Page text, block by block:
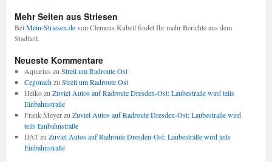
Mehr Seiten aus Striesen
Bei Mein-Striesen.devon Clemens Kubeil findet Ihr mehr Berichte aus dem
Stadtteil.
Neueste Kommentare
Aquarius zu Streit um Radroute Ost
Cegorachzu Streit um Radroute Ost
Heikozu Zuviel Autos auf Radroute Dresden-Ost: Laubestraße wird teils
Einbahnstraße
Frank Meyerzu Zuviel Autos auf Radroute Dresden-Ost: Laubestraße wird
teils Einbahnstraße
DATzu Zuviel Autos auf Radroute Dresden-Ost: Laubestraße wird teils
Einbahnstraße